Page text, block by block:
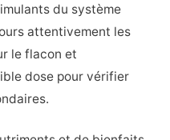
du système
attentivement les
le flacon et
dose pour vérifier